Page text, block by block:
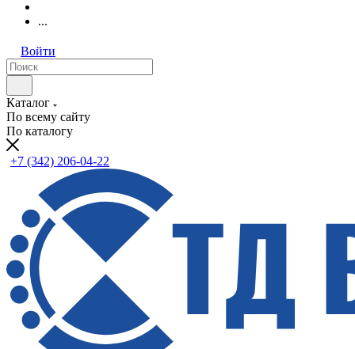
...
Войти
Каталог
По всему сайту
По каталогу
+7 (342) 206-04-22